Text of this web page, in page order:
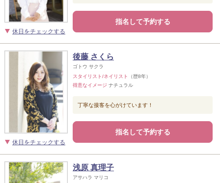
休日をチェックする
指名して予約する
休日をチェックする
後藤 さくら
ゴトウ サクラ
スタイリスト/ネイリスト
（歴8年）
得意なイメージ ナチュラル
丁寧な接客を心がけています！
指名して予約する
浅原 真理子
アサハラ マリコ